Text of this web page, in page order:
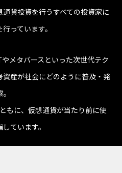
貨投資を行うすべての投資家に
っています。
メタバースといった次世代テク
資産が社会にどのように普及・発
もに、仮想通貨が当たり前に使
ています。